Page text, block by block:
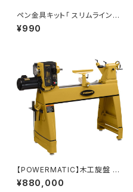
ペン金具キット「 スリムライン」
0.5mmシャープペンシル
¥990
【POWERMATIC】木工旋盤 35
20C
¥880,000